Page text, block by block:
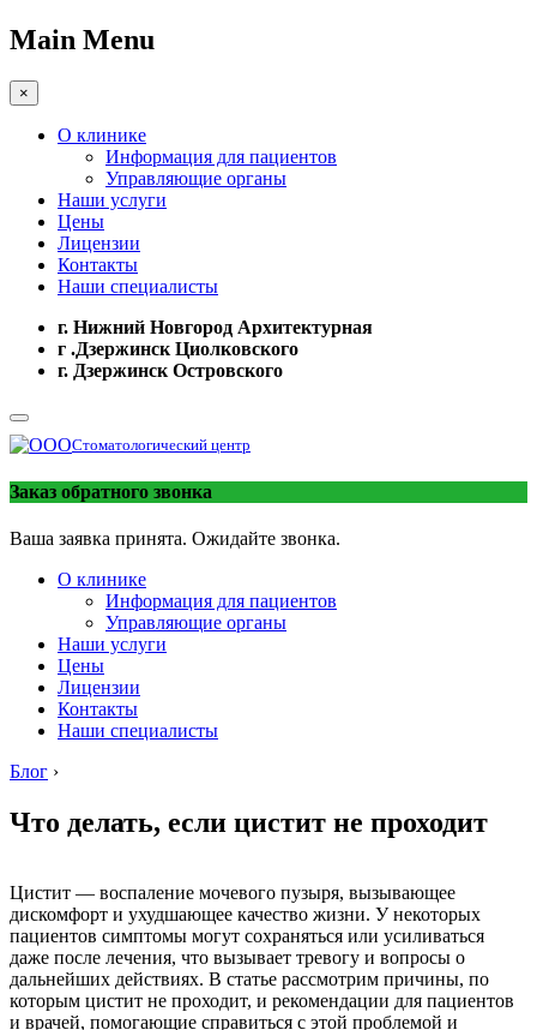
Main Menu
×
О клинике
Информация для пациентов
Управляющие органы
Наши услуги
Цены
Лицензии
Контакты
Наши специалисты
г. Нижний Новгород Архитектурная
г .Дзержинск Циолковского
г. Дзержинск Островского
Стоматологический центр
Заказ обратного звонка
Ваша заявка принята. Ожидайте звонка.
О клинике
Информация для пациентов
Управляющие органы
Наши услуги
Цены
Лицензии
Контакты
Наши специалисты
Блог ›
Что делать, если цистит не проходит
Цистит — воспаление мочевого пузыря, вызывающее
дискомфорт и ухудшающее качество жизни. У некоторых
пациентов симптомы могут сохраняться или усиливаться
даже после лечения, что вызывает тревогу и вопросы о
дальнейших действиях. В статье рассмотрим причины, по
которым цистит не проходит, и рекомендации для пациентов
и врачей, помогающие справиться с этой проблемой и